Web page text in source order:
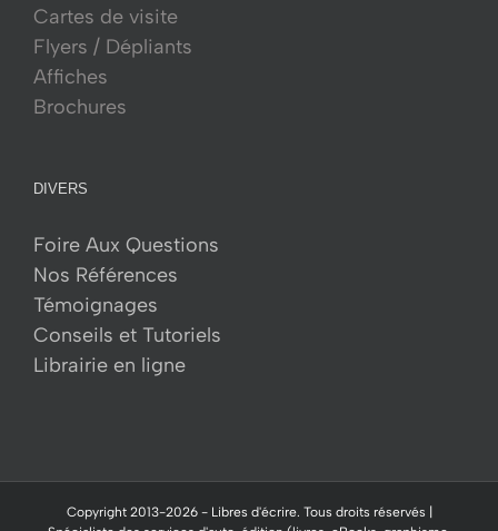
Cartes de visite
Flyers / Dépliants
Affiches
Brochures
DIVERS
Foire Aux Questions
Nos Références
Témoignages
Conseils et Tutoriels
Librairie en ligne
Copyright 2013-2026 - Libres d'écrire. Tous droits réservés |